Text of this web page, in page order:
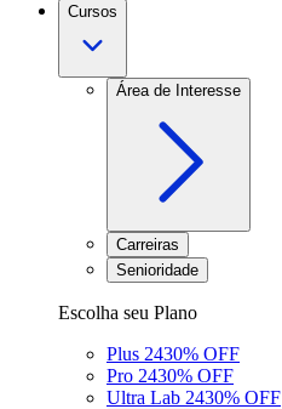
Cursos
Área de Interesse
Carreiras
Senioridade
Escolha seu Plano
Plus 2430% OFF
Pro 2430% OFF
Ultra Lab 2430% OFF